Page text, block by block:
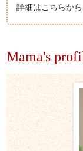
詳細はこちらか
Mama's